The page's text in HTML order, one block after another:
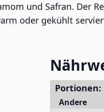
und Safran. Der
oder gekühlt
Portionen:
Andere